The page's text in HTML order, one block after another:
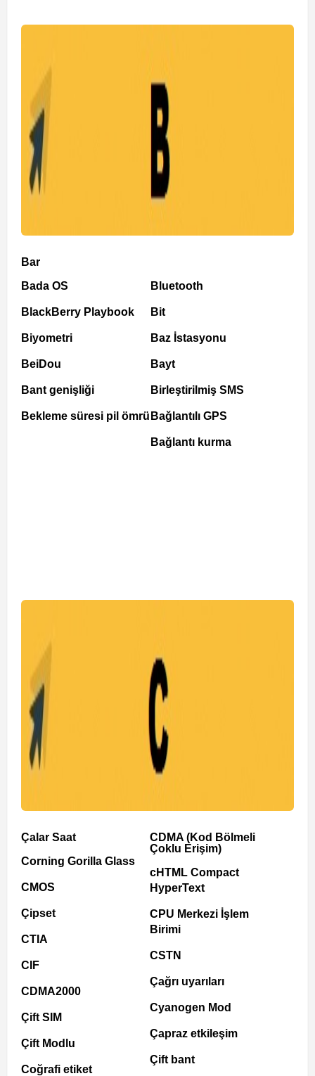
Bar
Bada OS
BlackBerry Playbook
Biyometri
BeiDou
Bant genişliği
Bekleme süresi pil ömrü
Bluetooth
Bit
Baz İstasyonu
Bayt
Birleştirilmiş SMS
Bağlantılı GPS
Bağlantı kurma
Çalar Saat
Corning Gorilla Glass
CMOS
Çipset
CTIA
CIF
CDMA2000
Çift SIM
Çift Modlu
Coğrafi etiket
CDMA (Kod Bölmeli
Çoklu Erişim)
cHTML Compact
HyperText
CPU Merkezi İşlem
Birimi
CSTN
Çağrı uyarıları
Cyanogen Mod
Çapraz etkileşim
Çift bant